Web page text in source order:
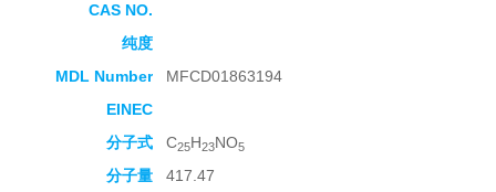
CAS NO.
纯度
MDL Number
MFCD01863194
EINEC
分子式
C25H23NO5
分子量 417.47